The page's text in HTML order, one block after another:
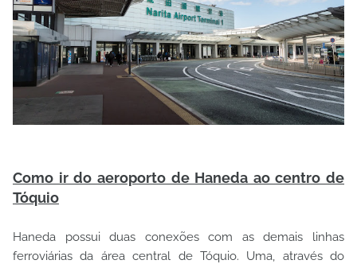
Como ir do aeroporto de Haneda ao centro de
Tóquio
Haneda possui duas conexões com as demais linhas
ferroviárias da área central de Tóquio. Uma, através do